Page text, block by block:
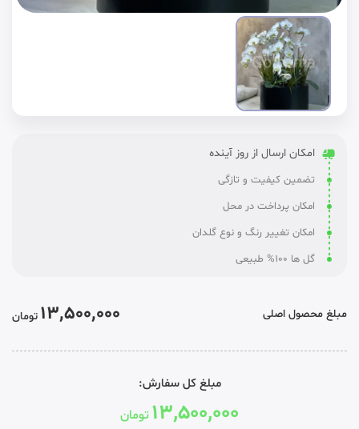
امکان ارسال از روز آینده
تضمین کیفیت و تازگی
امکان پرداخت در محل
امکان تغییر رنگ و نوع گلدان
گل ها 100% طبیعی
مبلغ محصول اصلی 13,500,000 تومان
مبلغ کل سفارش:
13,500,000تومان